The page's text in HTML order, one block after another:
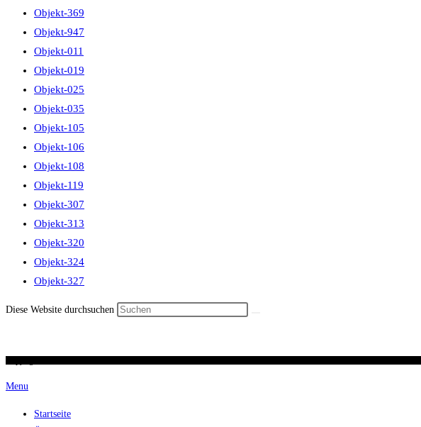
Objekt-369
Objekt-947
Objekt-011
Objekt-019
Objekt-025
Objekt-035
Objekt-105
Objekt-106
Objekt-108
Objekt-119
Objekt-307
Objekt-313
Objekt-320
Objekt-324
Objekt-327
Diese Website durchsuchen
Menu
Startseite